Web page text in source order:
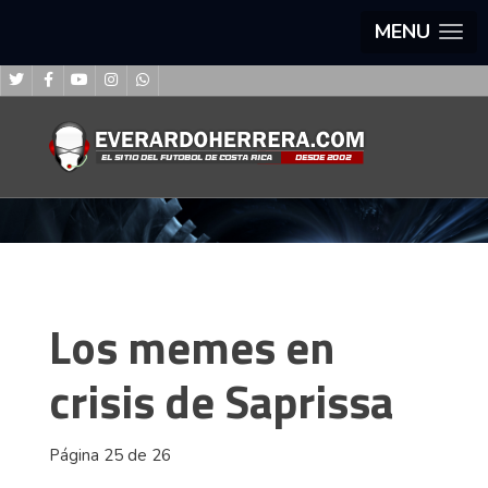
MENU
Los memes en
crisis de Saprissa
Página 25 de 26